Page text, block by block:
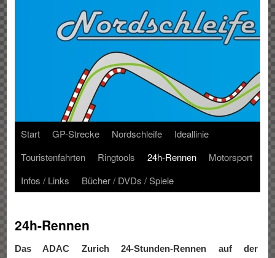
Start GP-Strecke Nordschleife
Ideallinie
Touristenfahrten
Ringtools 24h-Rennen
Motorsport
Infos / Links
Bücher / DVDs / Spiele
24h-Rennen
Das ADAC Zurich 24-Stunden-Rennen auf der